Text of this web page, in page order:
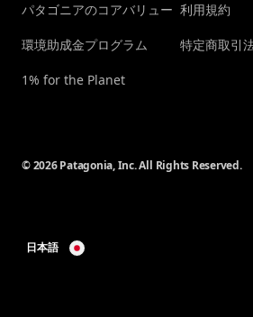
パタゴニアのコアバリュー
環境助成金プログラム
1% for the Planet
利用規約
特定商取引
© 2026 Patagonia, Inc. All Rights Reserved.
日本語